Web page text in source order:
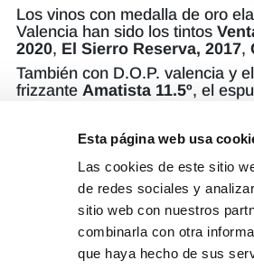
Esta página web usa
Las cookies de este sitio
de redes sociales y
sitio web con nuestros
combinarla con otra
que haya hecho de sus
Los vinos con medalla de oro
Valencia han sido los tintos
2020, El Sierro Reserva, 2017,
También con D.O.P. valencia y
frizzante Amatista 11.5º, el
Castillo de
Tafalla Old Vines,